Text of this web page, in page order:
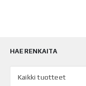
HAE RENKAITA
Kaikki tuotteet